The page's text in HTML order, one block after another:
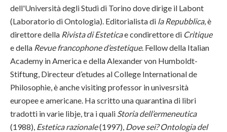
dell'Università degli Studi di Torino dove dirige il Labont
(Laboratorio di Ontologia). Editorialista di la Repubblica, è
direttore della Rivista di Esteticae condirettore di Critique
e della Revue francophone d’estetique. Fellow della Italian
Academy in America e della Alexander von Humboldt-
Stiftung, Directeur d’etudes al College International de
Philosophie, è anche visiting professor in univesrsità
europee e americane. Ha scritto una quarantina di libri
tradotti in varie libje, tra i quali Storia dell’ermeneutica
(1988), Estetica razionale(1997), Dove sei? Ontologia del